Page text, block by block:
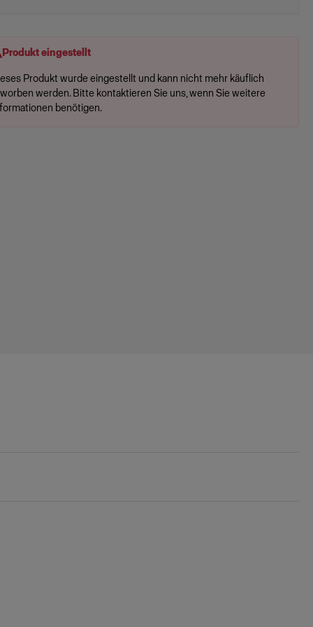
Produkt eingestellt
Produkt wurde eingestellt und kann nicht mehr käuflich
werden. Bitte kontaktieren Sie uns, wenn Sie weitere
benötigen.